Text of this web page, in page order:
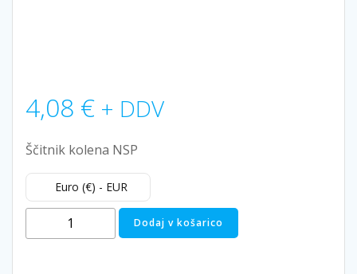
4,08 € + DDV
Ščitnik kolena NSP
Euro (€) - EUR
Kolenčniki
-
Dodaj v košarico